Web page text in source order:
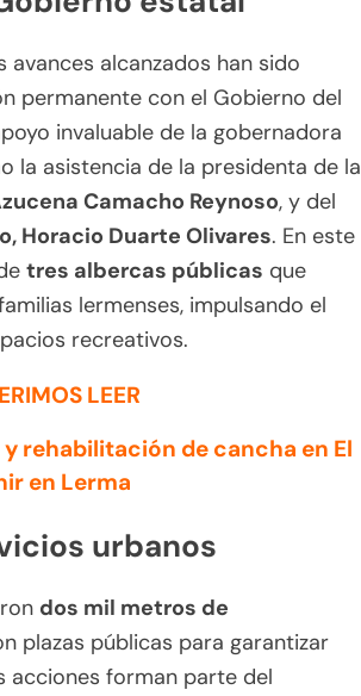
avances alcanzados han sido
permanente con el Gobierno del
invaluable de la gobernadora
la asistencia de la presidenta de la
Camacho Reynoso, y del
Horacio Duarte Olivares. En este
tres albercas públicas que
lermenses, impulsando el
recreativos.
LEER
rehabilitación de cancha en El
en Lerma
urbanos
dos mil metros de
plazas públicas para garantizar
acciones forman parte del